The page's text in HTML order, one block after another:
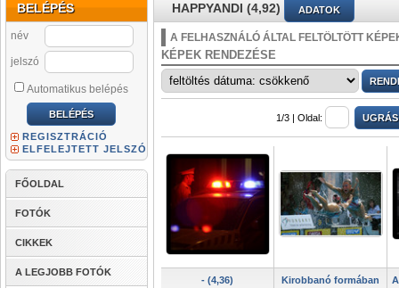
BELÉPÉS
név
jelszó
Automatikus belépés
REGISZTRÁCIÓ
ELFELEJTETT JELSZÓ
FŐOLDAL
FOTÓK
CIKKEK
A LEGJOBB FOTÓK
HAPPYANDI (4,92) ADATOK
A FELHASZNÁLÓ ÁLTAL FELTÖLTÖTT
KÉPEK RENDEZÉSE
1/3 | Oldal:
- (4,36)
Kirobbanó formában